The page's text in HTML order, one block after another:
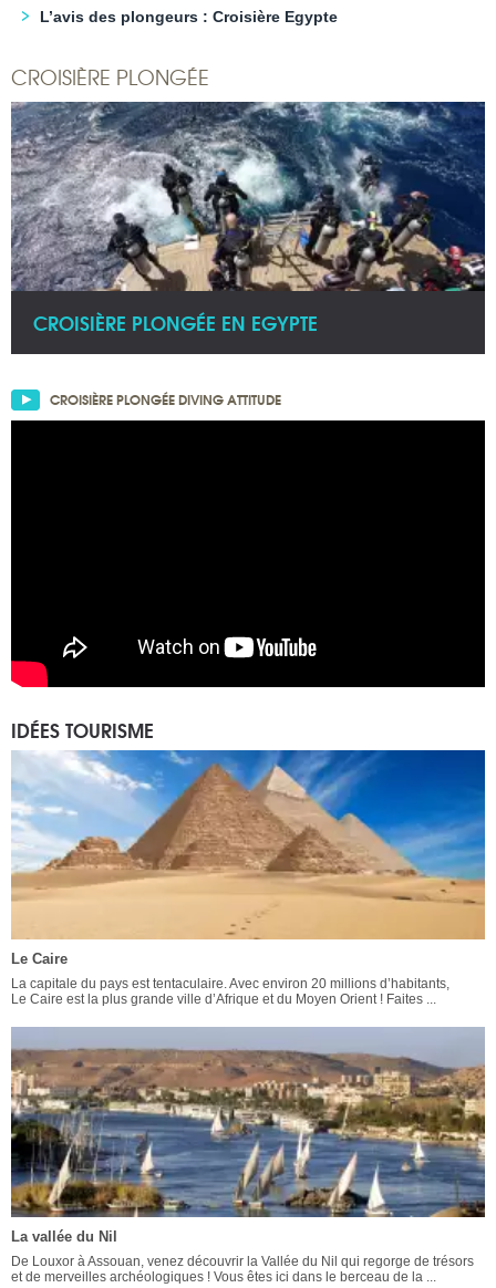
L’avis des plongeurs : Croisière Egypte
CROISIÈRE PLONGÉE
CROISIÈRE PLONGÉE EN EGYPTE
CROISIÈRE PLONGÉE DIVING ATTITUDE
IDÉES TOURISME
Le Caire
La capitale du pays est tentaculaire. Avec environ 20 millions d’habitants,
Le Caire est la plus grande ville d’Afrique et du Moyen Orient ! Faites ...
La vallée du Nil
De Louxor à Assouan, venez découvrir la Vallée du Nil qui regorge de trésors
et de merveilles archéologiques ! Vous êtes ici dans le berceau de la ...